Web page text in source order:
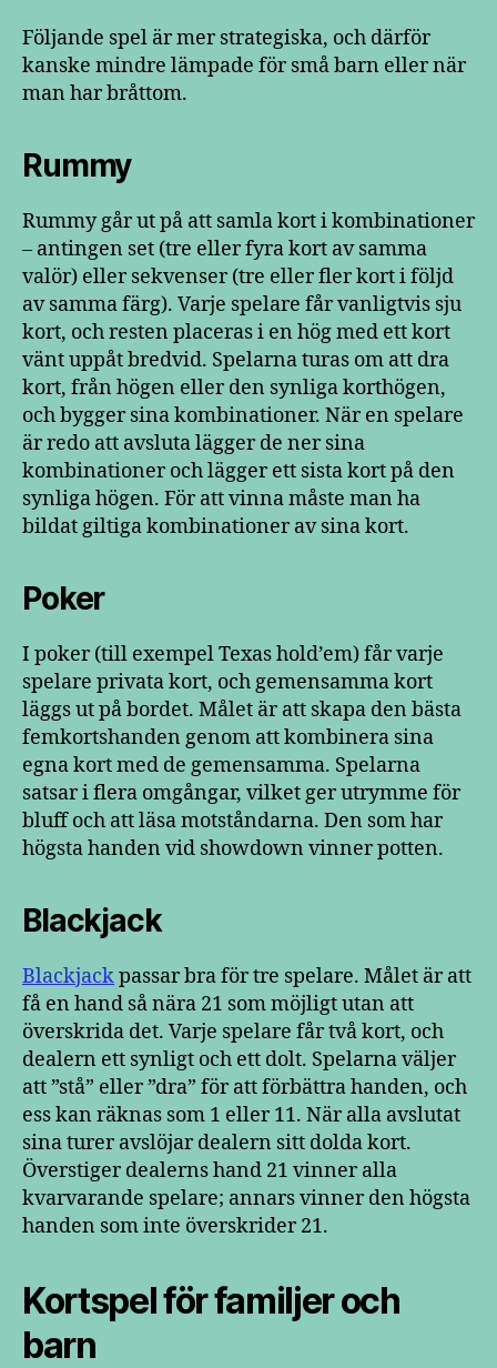
Följande spel är mer strategiska, och därför
kanske mindre lämpade för små barn eller när
man har bråttom.
Rummy
Rummy går ut på att samla kort i kombinationer
– antingen set (tre eller fyra kort av samma
valör) eller sekvenser (tre eller fler kort i följd
av samma färg). Varje spelare får vanligtvis sju
kort, och resten placeras i en hög med ett kort
vänt uppåt bredvid. Spelarna turas om att dra
kort, från högen eller den synliga korthögen,
och bygger sina kombinationer. När en spelare
är redo att avsluta lägger de ner sina
kombinationer och lägger ett sista kort på den
synliga högen. För att vinna måste man ha
bildat giltiga kombinationer av sina kort.
Poker
I poker (till exempel Texas hold’em) får varje
spelare privata kort, och gemensamma kort
läggs ut på bordet. Målet är att skapa den bästa
femkortshanden genom att kombinera sina
egna kort med de gemensamma. Spelarna
satsar i flera omgångar, vilket ger utrymme för
bluff och att läsa motståndarna. Den som har
högsta handen vid showdown vinner potten.
Blackjack
Blackjackpassar bra för tre spelare. Målet är att
få en hand så nära 21 som möjligt utan att
överskrida det. Varje spelare får två kort, och
dealern ett synligt och ett dolt. Spelarna väljer
att ”stå” eller ”dra” för att förbättra handen, och
ess kan räknas som 1 eller 11. När alla avslutat
sina turer avslöjar dealern sitt dolda kort.
Överstiger dealerns hand 21 vinner alla
kvarvarande spelare; annars vinner den högsta
handen som inte överskrider 21.
Kortspel för familjer och
barn